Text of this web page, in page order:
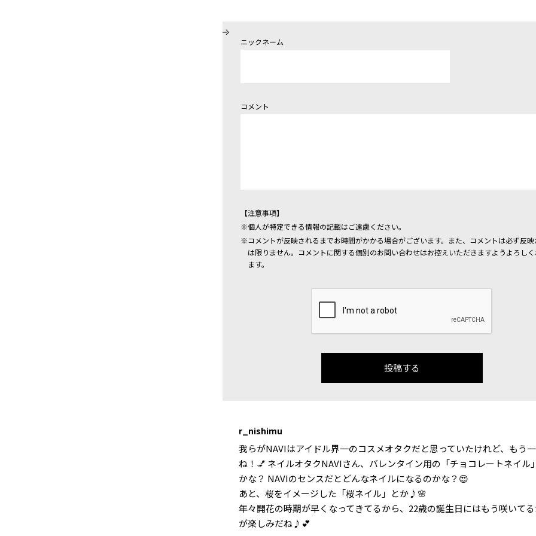
ニックネーム
コメント
【注意事項】
個人が特定できる情報の記載はご遠慮ください。
コメントが反映されるまでお時間がかかる場合がございます。また、コメントは必ず反映
は限りません。コメントに関する個別のお問い合わせはお控えいただきますようよろし
ます。
r_nishimu
我らがNAVIはアイドル界一のコスメオタクだと思っていたけれど、もう
ね！💅 ネイルオタクNAVIさん、バレンタイン用の「チョコレートネイル
かな？ NAVIのセンスだとどんなネイルになるのかな？😍
あと、桜をイメージした「桜ネイル」とか♪🌸
年々開花の時期が早くなってきてるから、22歳の誕生日にはもう咲いて
が楽しみだね♪💕